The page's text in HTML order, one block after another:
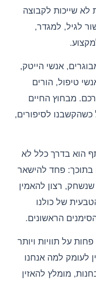
לא שייכות לקבוצה
לגיל, למגדר,
אנשי הייטק,
טיפול, הורים
מבחוץ החיים
לסיפורים,
הוא בדרך כלל לא
פחד להישאר
רצון להאמין
של כולנו
הראשונים.
על תוויות ויותר
לעומק למה אנחנו
מומלץ להאזין